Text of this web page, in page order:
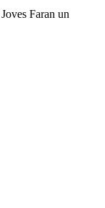
Faran un